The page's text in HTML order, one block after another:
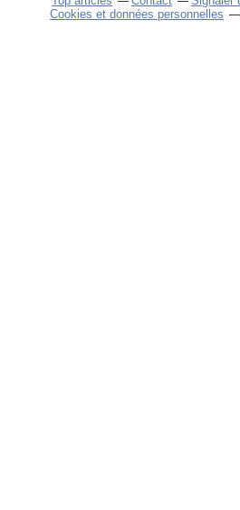
Cookies et données personnelles